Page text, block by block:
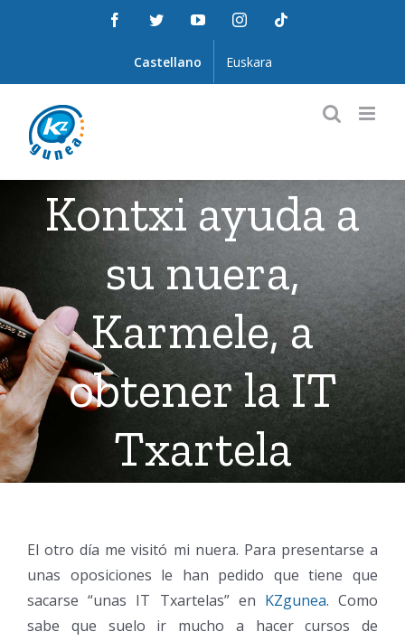
FacebookTwitterYouTubeInstagram
Castellano Euskara
Kontxi ayuda a
su nuera,
Karmele, a
obtener la IT
Txartela
El otro día me visitó mi nuera. Para presentarse a
unas oposiciones le han pedido que tiene que
sacarse “unas IT Txartelas” en KZgunea. Como
sabe que suelo ir mucho a hacer cursos de